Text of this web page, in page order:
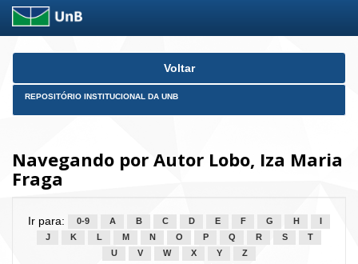
Skip
Voltar
REPOSITÓRIO INSTITUCIONAL DA UNB
Navegando por Autor Lobo, Iza Maria
Fraga
Ir para: 0-9 A B C D E F G H
J
K L M N O P Q R S
T
U
V W X Y Z